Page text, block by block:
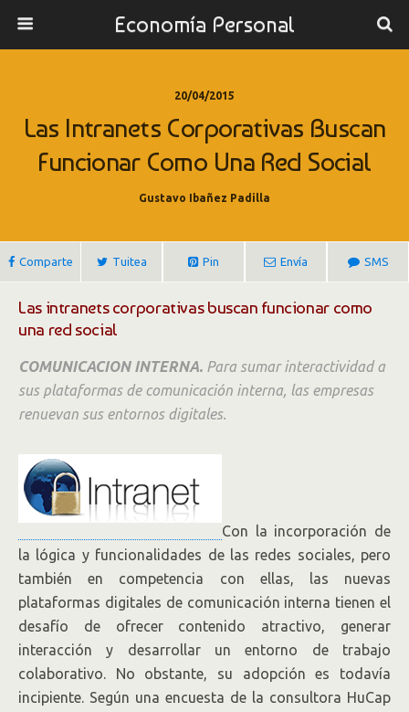
Economía Personal
20/04/2015
Las Intranets Corporativas Buscan
Funcionar Como Una Red Social
Gustavo Ibañez Padilla
Comparte Tuitea Pin Envía SMS
Las intranets corporativas buscan funcionar como
una red social
COMUNICACION INTERNA. Para sumar interactividad a
sus plataformas de comunicación interna, las empresas
renuevan sus entornos digitales.
Con la incorporación de
la lógica y funcionalidades de las redes sociales, pero
también en competencia con ellas, las nuevas
plataformas digitales de comunicación interna tienen el
desafío de ofrecer contenido atractivo, generar
interacción y desarrollar un entorno de trabajo
colaborativo. No obstante, su adopción es todavía
incipiente. Según una encuesta de la consultora HuCap